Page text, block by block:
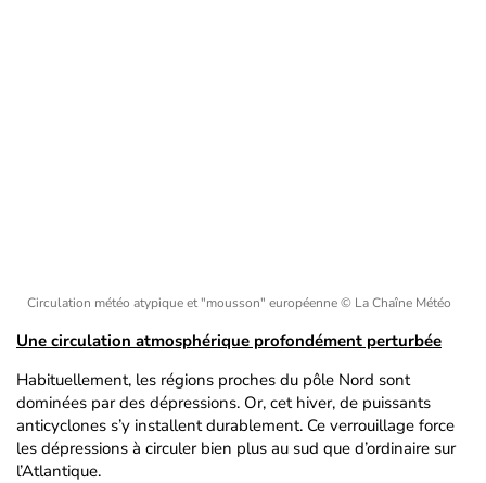
Circulation météo atypique et "mousson" européenne© La Chaîne Météo
Une circulation atmosphérique profondément perturbée
Habituellement, les régions proches du pôle Nord sont
dominées par des dépressions. Or, cet hiver, de puissants
anticyclones s’y installent durablement. Ce verrouillage force
les dépressions à circuler bien plus au sud que d’ordinaire sur
l’Atlantique.